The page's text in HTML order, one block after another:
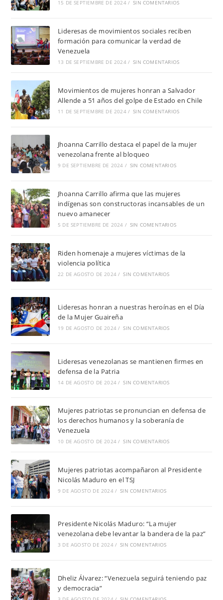
15 DE SEPTIEMBRE DE 2024 / SIN COMENTARIOS
Lideresas de movimientos sociales reciben
formación para comunicar la verdad de
Venezuela
13 DE SEPTIEMBRE DE 2024 / SIN COMENTARIOS
Movimientos de mujeres honran a Salvador
Allende a 51 años del golpe de Estado en Chile
11 DE SEPTIEMBRE DE 2024 / SIN COMENTARIOS
Jhoanna Carrillo destaca el papel de la mujer
venezolana frente al bloqueo
9 DE SEPTIEMBRE DE 2024 / SIN COMENTARIOS
Jhoanna Carrillo afirma que las mujeres
indígenas son constructoras incansables de un
nuevo amanecer
5 DE SEPTIEMBRE DE 2024 / SIN COMENTARIOS
Riden homenaje a mujeres víctimas de la
violencia política
22 DE AGOSTO DE 2024 / SIN COMENTARIOS
Lideresas honran a nuestras heroínas en el Día
de la Mujer Guaireña
19 DE AGOSTO DE 2024 / SIN COMENTARIOS
Lideresas venezolanas se mantienen firmes en
defensa de la Patria
14 DE AGOSTO DE 2024 / SIN COMENTARIOS
Mujeres patriotas se pronuncian en defensa de
los derechos humanos y la soberanía de
Venezuela
10 DE AGOSTO DE 2024 / SIN COMENTARIOS
Mujeres patriotas acompañaron al Presidente
Nicolás Maduro en el TSJ
9 DE AGOSTO DE 2024 / SIN COMENTARIOS
Presidente Nicolás Maduro: “La mujer
venezolana debe levantar la bandera de la paz”
3 DE AGOSTO DE 2024 / SIN COMENTARIOS
Dheliz Álvarez: “Venezuela seguirá teniendo paz
y democracia”